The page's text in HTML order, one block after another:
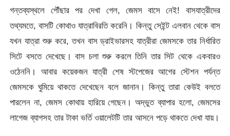
গন্তব্যস্থলে পৌঁছার পর দেখা গেল, জেমস বাসে নেই! বাসযাত্রীদের
তথ্যমতে, বাসটি কোথাও যাত্রাবিরতি করেনি। কিন্তু সেইন্ট এলবান থেকে বাস
যখন যাত্রা শুরু করে, তখন বাস ড্রাইভারসহ যাত্রীরা জেমসকে তার নির্ধারিত
সিটে বসতে দেখেছে। বাস চলা শুরু করলে তিনি তার সিট থেকে একবারও
ওঠেননি। আবার কয়েকজন যাত্রী শেষ স্টপেজের আগের স্টেশন পর্যন্ত
জেমসকে ঘুমিয়ে থাকতে দেখেছেন বলে জানান। কিন্তু তারা কেউই বলতে
পারলেন না, জেমস কোথায় হারিয়ে গেছেন। অদ্ভুত ব্যাপার হলো, জেমসের
লাগেজ ব্যাগসহ তার টাকা ভর্তি ওয়ালেটটি তার আসনে পড়ে থাকতে দেখা যায়।